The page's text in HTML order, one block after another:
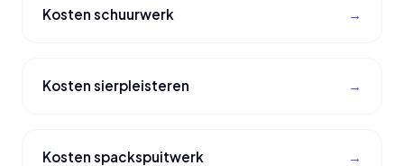
Kosten schuurwerk
Kosten sierpleisteren
Kosten spackspuitwerk